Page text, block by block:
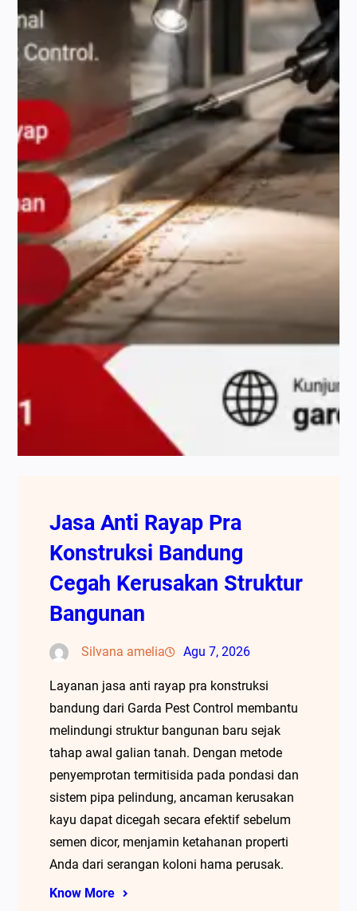
Jasa Anti Rayap Pra
Konstruksi Bandung
Cegah Kerusakan Struktur
Bangunan
Silvana amelia Agu 7, 2026
Layanan jasa anti rayap pra konstruksi
bandung dari Garda Pest Control membantu
melindungi struktur bangunan baru sejak
tahap awal galian tanah. Dengan metode
penyemprotan termitisida pada pondasi dan
sistem pipa pelindung, ancaman kerusakan
kayu dapat dicegah secara efektif sebelum
semen dicor, menjamin ketahanan properti
Anda dari serangan koloni hama perusak.
Know More